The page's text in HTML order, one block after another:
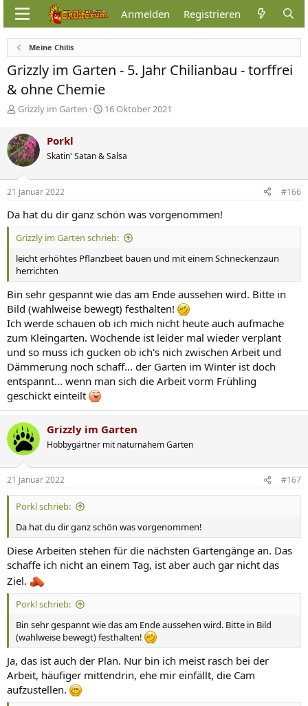
Anmelden Registrieren
Meine Chilis
Grizzly im Garten - 5. Jahr Chilianbau - torffrei
& ohne Chemie
E
s
t
e
l
l
e
Grizzly im Garten
E
e
l
m
16 Oktober 2021
Porkl
Skatin' Satan & Salsa
21 Januar 2022 #166
Da hat du dir ganz schön was vorgenommen!
Grizzly im Garten schrieb:
leicht erhöhtes Pflanzbeet bauen und mit einem Schneckenzaun
herrichten
Bin sehr gespannt wie das am Ende aussehen wird. Bitte in
Bild (wahlweise bewegt) festhalten!
Ich werde schauen ob ich mich nicht heute auch aufmache
zum Kleingarten. Wochende ist leider mal wieder verplant
und so muss ich gucken ob ich's nich zwischen Arbeit und
Dämmerung noch schaff... der Garten im Winter ist doch
entspannt... wenn man sich die Arbeit vorm Frühling
geschickt einteilt
Grizzly im Garten
Hobbygärtner mit naturnahem Garten
21 Januar 2022 #167
Porkl schrieb:
Da hat du dir ganz schön was vorgenommen!
Diese Arbeiten stehen für die nächsten Gartengänge an. Das
schaffe ich nicht an einem Tag, ist aber auch gar nicht das
Ziel.
Porkl schrieb:
Bin sehr gespannt wie das am Ende aussehen wird. Bitte in Bild
(wahlweise bewegt) festhalten!
Ja, das ist auch der Plan. Nur bin ich meist rasch bei der
Arbeit, häufiger mittendrin, ehe mir einfällt, die Cam
aufzustellen.